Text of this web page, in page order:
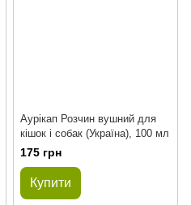
Аурікап Розчин вушний для
кішок і собак (Україна), 100 мл
175 грн
Купити